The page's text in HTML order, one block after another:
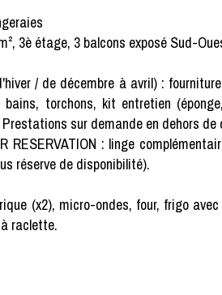
3è étage, 3 balcons exposé Sud-
/ de décembre à avril) :
torchons, kit entretien
sur demande en dehors de
RESERVATION : linge
réserve de disponibilité).
(x2), micro-ondes, four, frigo
raclette.